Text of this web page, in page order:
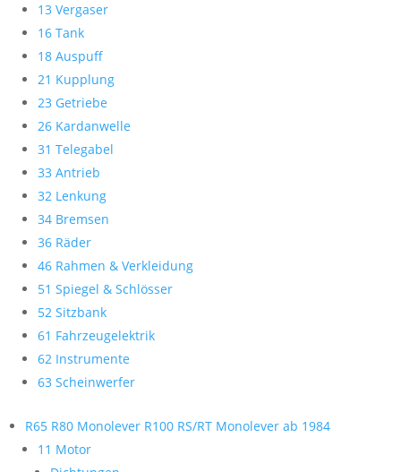
13 Vergaser
16 Tank
18 Auspuff
21 Kupplung
23 Getriebe
26 Kardanwelle
31 Telegabel
33 Antrieb
32 Lenkung
34 Bremsen
36 Räder
46 Rahmen & Verkleidung
51 Spiegel & Schlösser
52 Sitzbank
61 Fahrzeugelektrik
62 Instrumente
63 Scheinwerfer
R65 R80 Monolever R100 RS/RT Monolever ab 1984
11 Motor